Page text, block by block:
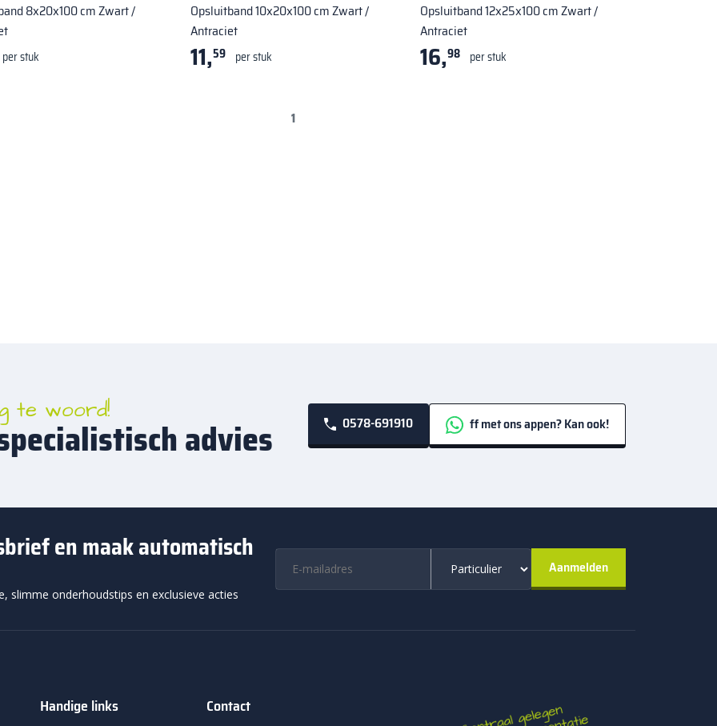
8x20x100 cm Zwart /
per stuk
Opsluitband 10x20x100 cm Zwart /
Antraciet
11,59 per stuk
Opsluitband 12x25x100 cm Zwart /
Antraciet
16,98 per stuk
1
te woord!
advies 0578-691910 ff met ons appen? Kan ook!
en maak automatisch
slimme onderhoudstips en exclusieve acties
Handige links Contact